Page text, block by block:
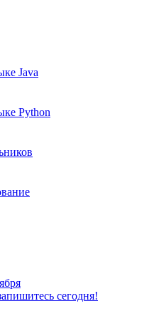
Java
Python
сегодня!